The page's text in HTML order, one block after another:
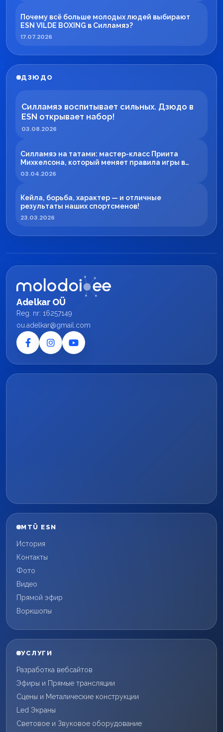
Почему всё больше молодых людей выбирают
ESN VILDE BOXING в Силламяэ?
17.07.2026
ДЗЮДО
Силламяэ воспитывает сильных. Дзюдо в
ESN открывает набор!
03.08.2026
Силламяэ на татами: мастер-класс Приита
Михкелсона, который меняет правила игры в
регионе
03.04.2026
Кейла, борьба, характер — и отличные
результаты наших спортсменов!
23.03.2026
Adelkar OÜ
Reg. nr: 16257149
ou.adelkar@gmail.com
MTÜ ESN
История
Контакты
Фото
Видео
Прямой эфир
Воркшопы
УСЛУГИ
Разработка вебсайтов
Эфиры и Прямые трансляции
Сцены и Металические конструкции
Led Экраны
Световое и Звуковое оборудование